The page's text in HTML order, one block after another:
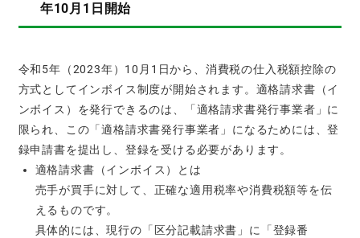
年10月1日開始
令和5年（2023年）10月1日から、消費税の仕入税額控除の
方式としてインボイス制度が開始されます。適格請求書（イ
ンボイス）を発行できるのは、「適格請求書発行事業者」に
限られ、この「適格請求書発行事業者」になるためには、登
録申請書を提出し、登録を受ける必要があります。
適格請求書（インボイス）とは
売手が買手に対して、正確な適用税率や消費税額等を伝
えるものです。
具体的には、現行の「区分記載請求書」に「登録番